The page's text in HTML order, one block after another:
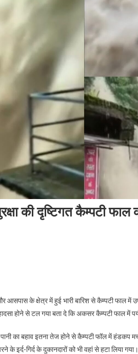
की दृष्टिगत कैम्पटी फाल
और आसपास के क्षेत्र में हुई भारी बारिश से कैम्पटी फाल
होने से टल गया बता दे कि अकसर कैम्पटी फाल में
का बहाव इतना तेज होने से कैम्पटी फॉल में हंडकप
इर्द-गिर्द के दुकानदारों को भी वहां से हटा लिया